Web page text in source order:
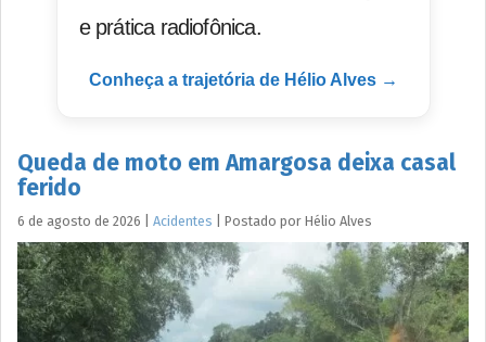
e prática radiofônica.
Conheça a trajetória de Hélio Alves →
Queda de moto em Amargosa deixa casal
ferido
6 de agosto de 2026 Acidentes Postado por Hélio Alves